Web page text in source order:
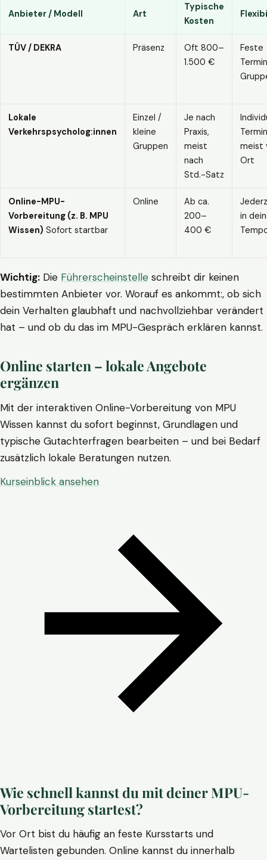
Anbieter / Modell Art
Typische
Kosten
TÜV / DEKRA Präsenz
Oft 800–
1.500 €
Feste
Lokale
Verkehrspsycholog:innen
Einzel /
kleine
Gruppen
Je nach
Praxis,
meist
nach
Std.-Satz
meist
Ort
Online-MPU-
Vorbereitung (z. B. MPU
Wissen) Sofort startbar
Online
Ab ca.
200–
400 €
in
Wichtig: Die Führerscheinstelle schreibt dir keinen
bestimmten Anbieter vor. Worauf es ankommt:, ob sich
dein Verhalten glaubhaft und nachvollziehbar verändert
hat – und ob du das im MPU-Gespräch erklären kannst.
Online starten – lokale Angebote
ergänzen
Mit der interaktiven Online-Vorbereitung von MPU
Wissen kannst du sofort beginnst, Grundlagen und
typische Gutachterfragen bearbeiten – und bei Bedarf
zusätzlich lokale Beratungen nutzen.
Kurseinblick ansehen
Wie schnell kannst du mit deiner MPU-
Vorbereitung startest?
Vor Ort bist du häufig an feste Kursstarts und
Wartelisten gebunden. Online kannst du innerhalb